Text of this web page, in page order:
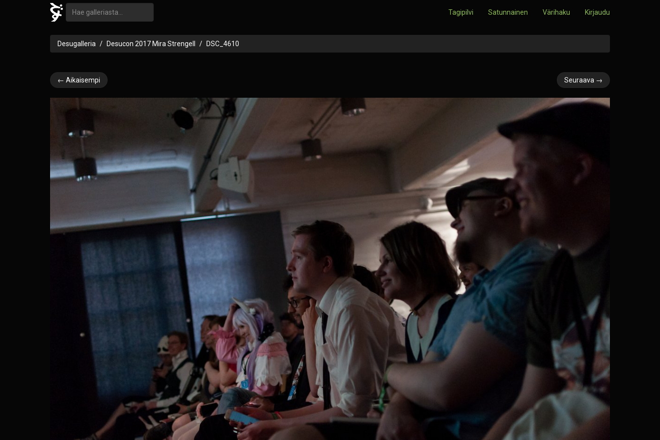
Tagipilvi Satunnainen Värihaku Kirjaudu
Desugalleria Desucon 2017 Mira Strengell DSC_4610
← Aikaisempi Seuraava →